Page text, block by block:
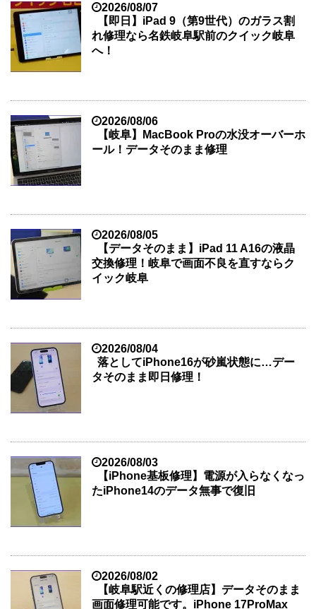
2026/08/07
【即日】iPad 9（第9世代）のガラス割
れ修理なら名鉄岐阜駅前のクイック岐阜
へ！
2026/08/06
【岐阜】MacBook Proの水没オーバーホ
ール！データそのまま修理
2026/08/05
【データそのまま】iPad 11 A16の液晶
交換修理！岐阜で画面不良を直すならク
イック岐阜
2026/08/04
落としてiPhone16が砂嵐状態に…デー
タそのまま即日修理！
2026/08/03
【iPhone基板修理】電源が入らなくなっ
たiPhone14のデータ無事で復旧
2026/08/02
【岐阜駅近くの修理店】データそのまま
画面修理可能です。iPhone 17ProMax